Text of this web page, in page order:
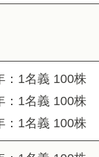
：1名義 100株
：1名義 100株
：1名義 100株